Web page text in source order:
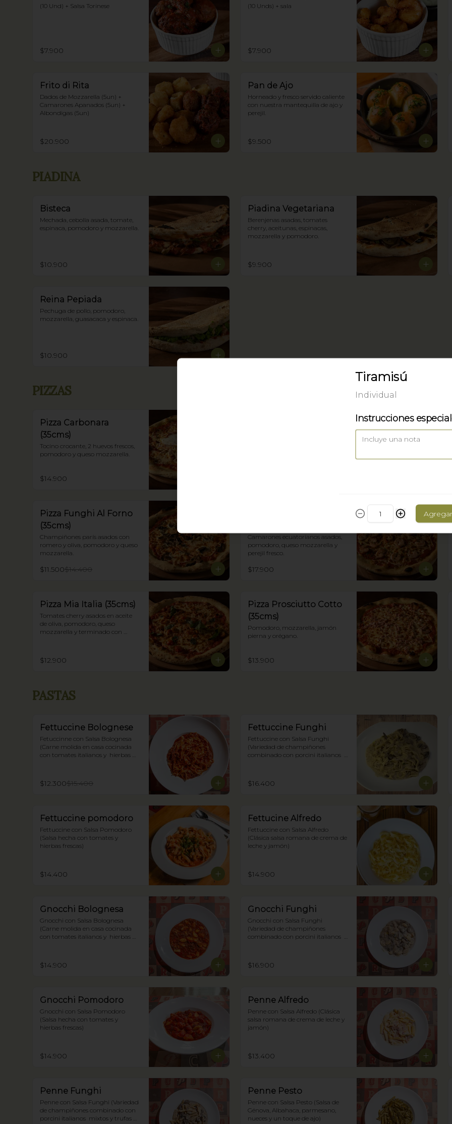
(10 Und) + Salsa Torinese
$7.900
(10 Unds) + sala
$7.900
Frito di Rita
Dados de Mozzarella (5un) +
Camarones Apanados (5un) +
Albondigas (5un)
$20.900
Pan de Ajo
Horneado y fresco servido caliente
con nuestra mantequilla de ajo y
perejil.
$9.500
PIADINA
Bisteca
Mechada, cebolla asada, tomate,
espinaca, pomodoro y mozzarella.
$10.900
Piadina Vegetariana
Berenjenas asadas, tomates
cherry, aceitunas, espinacas,
mozzarella y pomodoro.
$9.900
Reina Pepiada
Pechuga de pollo, pomodoro,
mozzarella, guasacaca y espinaca.
$10.900
PIZZAS
Pizza Carbonara
(35cms)
Tocino crocante, 2 huevos frescos,
pomodoro y queso mozzarella.
$14.900
Pizza Funghi Al Forno
(35cms)
Champiñones parís asados con
romero y oliva, pomodoro y queso
mozzarella.
$11.500$14.400
Camarones ecuatorianos asados,
pomodoro, queso mozzarella y
perejil fresco.
$17.900
Pizza Mia Italia (35cms)
Tomates cherry asados en aceite
de oliva, pomodoro, queso
mozzarella y terminado con
$12.900
Pizza Prosciutto Cotto
(35cms)
Pomodoro, mozzarella, jamón
pierna y orégano.
$13.900
PASTAS
Fettuccine Bolognese
Fetuccinne con Salsa Bolognesa
(Carne molida en casa cocinada
con tomates italianos y  hierbas
$12.300$15.400
Fettuccine Funghi
Fettuccine con Salsa Funghi
(Variedad de champiñones
combinado con porcini italianos
$16.400
Fettuccine pomodoro
Fettuccine con Salsa Pomodoro
(Salsa hecha con tomates y
hierbas frescas)
$14.400
Fettucine Alfredo
Fettuccine con Salsa Alfredo
(Clásica salsa romana de crema de
leche y jamón)
$14.900
Gnocchi Bolognesa
Gnocchi con Salsa Bolognesa
(Carne molida en casa cocinada
con tomates italianos y  hierbas
$14.900
Gnocchi Funghi
Gnocchi con Salsa Funghi
(Variedad de champiñones
combinado con porcini italianos
$16.900
Gnocchi Pomodoro
Gnocchi con Salsa Pomodoro
(Salsa hecha con tomates y
hierbas frescas)
$14.900
Penne Alfredo
Penne con Salsa Alfredo (Clásica
salsa romana de crema de leche y
jamón)
$13.400
Penne Funghi
Penne con Salsa Funghi (Variedad
de champiñones combinado con
porcini italianos  mixtos y trufas
Penne Pesto
Penne con Salsa Pesto (Salsa de
Génova, Albahaca, parmesano,
nueces y un toque de ajo)
Tiramisú
Individual
Instrucciones
Agregar